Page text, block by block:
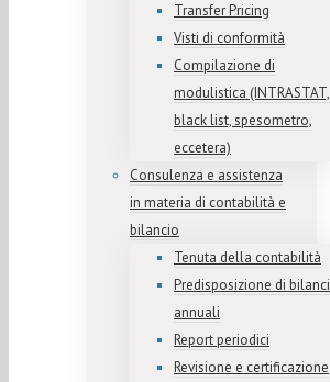
Transfer Pricing
Visti di conformità
Compilazione di
modulistica (INTRASTAT,
black list, spesometro,
eccetera)
Consulenza e assistenza
in materia di contabilità e
bilancio
Tenuta della contabilità
Predisposizione di bilanci
annuali
Report periodici
Revisione e certificazione